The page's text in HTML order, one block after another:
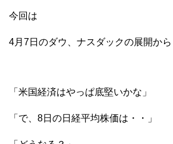
今回は
4月7日のダウ、ナスダックの展開から
「米国経済はやっぱ底堅いかな」
「で、8日の日経平均株価は・・」